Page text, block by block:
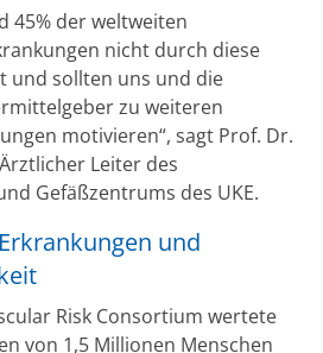
45% der weltweiten
nicht durch diese
und sollten uns und die
zu weiteren
motivieren“, sagt Prof. Dr.
Leiter des
Gefäßzentrums des UKE.
und
Risk Consortium wertete
von 1,5 Millionen Menschen